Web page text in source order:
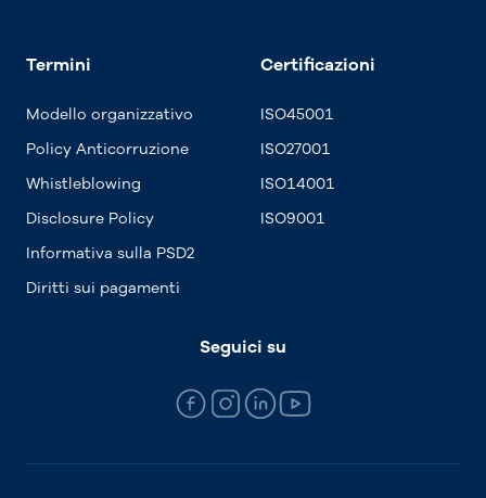
Termini
Modello organizzativo
Policy Anticorruzione
Whistleblowing
Disclosure Policy
Informativa sulla PSD2
Diritti sui pagamenti
Certificazioni
ISO45001
ISO27001
ISO14001
ISO9001
Seguici su